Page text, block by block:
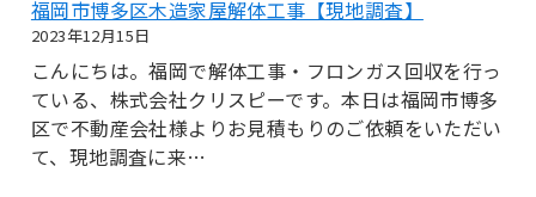
福岡市博多区木造家屋解体工事【現地調査】
2023年12月15日
こんにちは。福岡で解体工事・フロンガス回収を行っ
ている、株式会社クリスピーです。本日は福岡市博多
区で不動産会社様よりお見積もりのご依頼をいただい
て、現地調査に来…